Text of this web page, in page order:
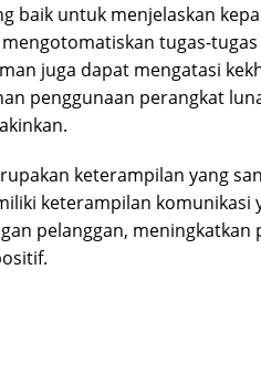
baik untuk menjelaskan
tugas-
juga dapat mengatasi
penggunaan perangkat
keterampilan yang
keterampilan komunikasi
pelanggan, meningkatkan